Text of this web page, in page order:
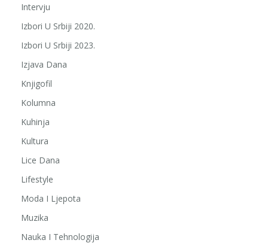
Intervju
Izbori U Srbiji 2020.
Izbori U Srbiji 2023.
Izjava Dana
Knjigofil
Kolumna
Kuhinja
Kultura
Lice Dana
Lifestyle
Moda I Ljepota
Muzika
Nauka I Tehnologija